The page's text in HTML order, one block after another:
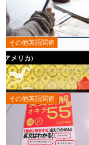
その他英語関連
その他英語関連